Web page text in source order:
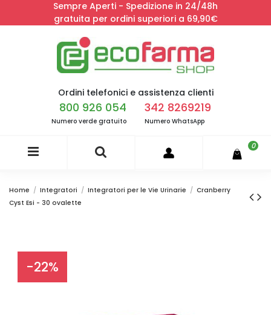
Sempre Aperti - Spedizione in 24/48h
gratuita per ordini superiori a 69,90€
Ordini telefonici e assistenza clienti
800 926 054
Numero verde gratuito
342 8269219
Numero WhatsApp
0
Home Integratori Integratori per le Vie Urinarie
Cranberry
Cyst Esi - 30 ovalette
-22%